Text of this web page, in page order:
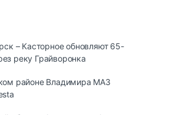
– Касторное обновляют 65-
реку Грайворонка
районе Владимира МАЗ